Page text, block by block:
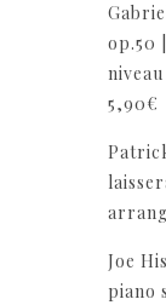
op.50
5,90€
Joe
piano